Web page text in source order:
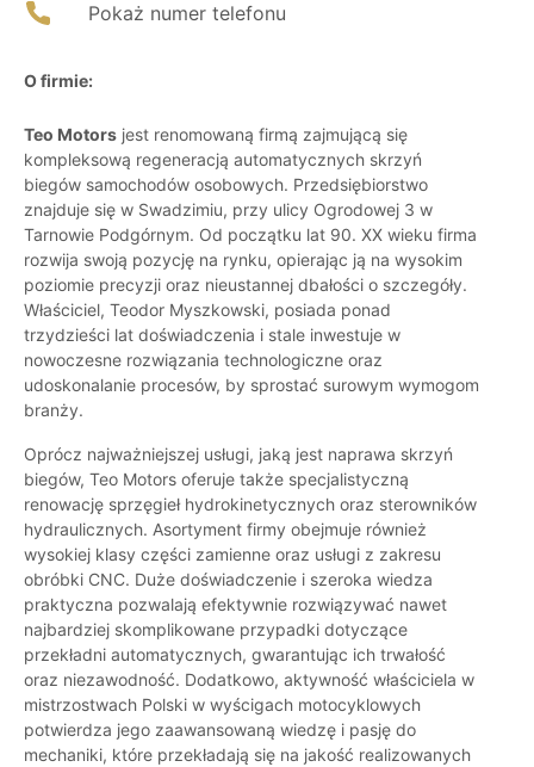
Pokaż numer telefonu
O firmie:
Teo Motors jest renomowaną firmą zajmującą się
kompleksową regeneracją automatycznych skrzyń
biegów samochodów osobowych. Przedsiębiorstwo
znajduje się w Swadzimiu, przy ulicy Ogrodowej 3 w
Tarnowie Podgórnym. Od początku lat 90. XX wieku firma
rozwija swoją pozycję na rynku, opierając ją na wysokim
poziomie precyzji oraz nieustannej dbałości o szczegóły.
Właściciel, Teodor Myszkowski, posiada ponad
trzydzieści lat doświadczenia i stale inwestuje w
nowoczesne rozwiązania technologiczne oraz
udoskonalanie procesów, by sprostać surowym wymogom
branży.
Oprócz najważniejszej usługi, jaką jest naprawa skrzyń
biegów, Teo Motors oferuje także specjalistyczną
renowację sprzęgieł hydrokinetycznych oraz sterowników
hydraulicznych. Asortyment firmy obejmuje również
wysokiej klasy części zamienne oraz usługi z zakresu
obróbki CNC. Duże doświadczenie i szeroka wiedza
praktyczna pozwalają efektywnie rozwiązywać nawet
najbardziej skomplikowane przypadki dotyczące
przekładni automatycznych, gwarantując ich trwałość
oraz niezawodność. Dodatkowo, aktywność właściciela w
mistrzostwach Polski w wyścigach motocyklowych
potwierdza jego zaawansowaną wiedzę i pasję do
mechaniki, które przekładają się na jakość realizowanych